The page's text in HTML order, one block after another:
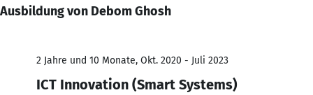
Ausbildung von Debom Ghosh
2 Jahre und 10 Monate, Okt. 2020 - Juli 2023
ICT Innovation (Smart Systems)